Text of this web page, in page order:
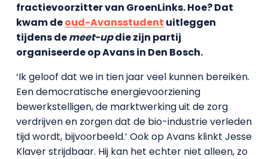
fractievoorzitter van GroenLinks. Hoe? Dat
kwam deoud-Avansstudent uitleggen
tijdens demeet-updie zijn partij
organiseerde op Avans in Den Bosch.
‘Ik geloof dat we in tien jaar veel kunnen bereiken.
Een democratische energievoorziening
bewerkstelligen, de marktwerking uit de zorg
verdrijven en zorgen dat de bio-industrie verleden
tijd wordt, bijvoorbeeld.’ Ook op Avans klinkt Jesse
Klaver strijdbaar. Hij kan het echter niet alleen, zo